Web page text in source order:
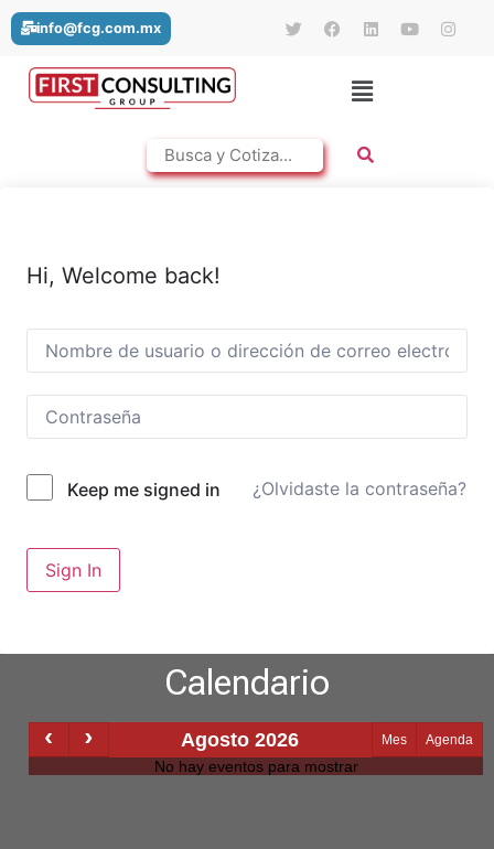
info@fcg.com.mx
Hi, Welcome back!
Keep me signed in ¿Olvidaste la contraseña?
Sign In
Calendario